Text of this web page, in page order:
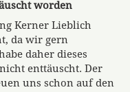
worden
Kerner Lieblich
da wir gern
daher dieses
enttäuscht. Der
uns schon auf den